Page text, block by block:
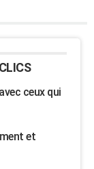
ceux qui
et